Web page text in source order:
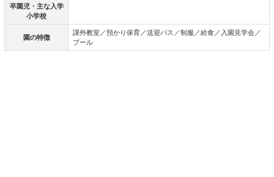
卒園児・主な入学
小学校
園の特徴
課外教室／預かり保育／送迎バス／制服／給食／入園見学会／
プール